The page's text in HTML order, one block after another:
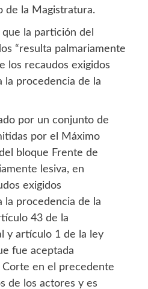
de la Magistratura.
la partición del
“resulta palmariamente
los recaudos exigidos
la procedencia de la
por un conjunto de
por el Máximo
bloque Frente de
lesiva, en
exigidos
la procedencia de la
43 de la
y artículo 1 de la ley
fue aceptada
en el precedente
de los actores y es